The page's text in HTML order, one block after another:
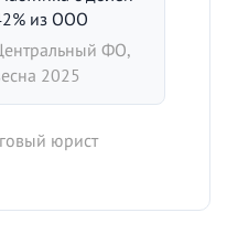
из ООО
ФО,
2025
юрист